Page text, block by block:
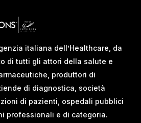
italiana dell’Healthcare, da
di tutti gli attori della salute e
produttori di
di diagnostica, società
di pazienti, ospedali pubblici
professionali e di categoria.